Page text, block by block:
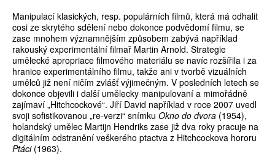
Manipulací klasických, resp. populárních filmů, která má odhalit
cosi ze skrytého sdělení nebo dokonce podvědomí filmu, se
zase mnohem významnějším způsobem zabývá například
rakouský experimentální filmař Martin Arnold. Strategie
umělecké apropriace filmového materiálu se navíc rozšířila i za
hranice experimentálního filmu, takže ani v tvorbě vizuálních
umělců již není ničím zvlášť výjimečným. V posledních letech se
dokonce objevili i další umělecky manipulovaní a mimořádně
zajímaví „Hitchcockové“. Jiří David například v roce 2007 uvedl
svoji sofistikovanou „re-verzi“ snímku Okno do dvora (1954),
holandský umělec Martijn Hendriks zase již dva roky pracuje na
digitálním odstranění veškerého ptactva z Hitchcockova hororu
Ptáci(1963).